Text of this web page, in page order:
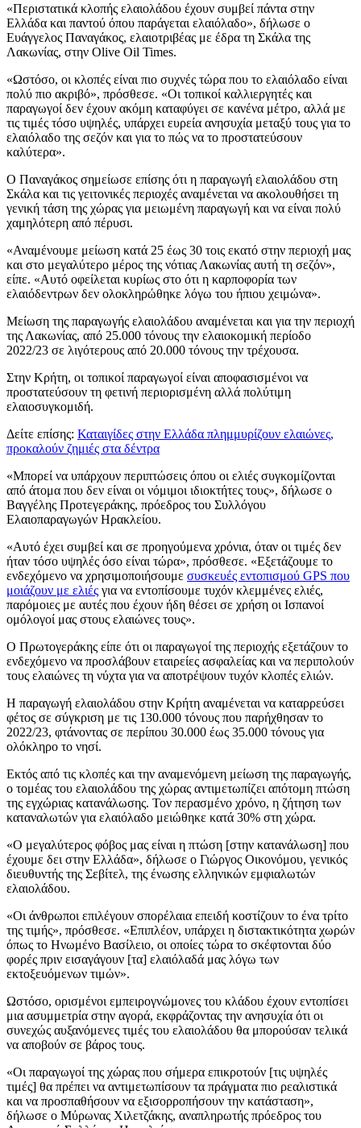
«Περιστατικά κλοπής ελαιολάδου έχουν συμβεί πάντα στην
Ελλάδα και παντού όπου παράγεται ελαιόλαδο», δήλωσε ο
Ευάγγελος Παναγάκος, ελαιοτριβέας με έδρα τη Σκάλα της
Λακωνίας, στην Olive Oil Times.
«Ωστόσο, οι κλοπές είναι πιο συχνές τώρα που το ελαιόλαδο είναι
πολύ πιο ακριβό», πρόσθεσε. «Οι τοπικοί καλλιεργητές και
παραγωγοί δεν έχουν ακόμη καταφύγει σε κανένα μέτρο, αλλά με
τις τιμές τόσο υψηλές, υπάρχει ευρεία ανησυχία μεταξύ τους για το
ελαιόλαδο της σεζόν και για το πώς να το προστατεύσουν
καλύτερα».
Ο Παναγάκος σημείωσε επίσης ότι η παραγωγή ελαιολάδου στη
Σκάλα και τις γειτονικές περιοχές αναμένεται να ακολουθήσει τη
γενική τάση της χώρας για μειωμένη παραγωγή και να είναι πολύ
χαμηλότερη από πέρυσι.
«Αναμένουμε μείωση κατά 25 έως 30 τοις εκατό στην περιοχή μας
και στο μεγαλύτερο μέρος της νότιας Λακωνίας αυτή τη σεζόν»,
είπε. «Αυτό οφείλεται κυρίως στο ότι η καρποφορία των
ελαιόδεντρων δεν ολοκληρώθηκε λόγω του ήπιου χειμώνα».
Μείωση της παραγωγής ελαιολάδου αναμένεται και για την περιοχή
της Λακωνίας, από 25.000 τόνους την ελαιοκομική περίοδο
2022/23 σε λιγότερους από 20.000 τόνους την τρέχουσα.
Στην Κρήτη, οι τοπικοί παραγωγοί είναι αποφασισμένοι να
προστατεύσουν τη φετινή περιορισμένη αλλά πολύτιμη
ελαιοσυγκομιδή.
Δείτε επίσης: Καταιγίδες στην Ελλάδα πλημμυρίζουν ελαιώνες,
προκαλούν ζημιές στα δέντρα
«Μπορεί να υπάρχουν περιπτώσεις όπου οι ελιές συγκομίζονται
από άτομα που δεν είναι οι νόμιμοι ιδιοκτήτες τους», δήλωσε ο
Βαγγέλης Προτεγεράκης, πρόεδρος του Συλλόγου
Ελαιοπαραγωγών Ηρακλείου.
«Αυτό έχει συμβεί και σε προηγούμενα χρόνια, όταν οι τιμές δεν
ήταν τόσο υψηλές όσο είναι τώρα», πρόσθεσε. «Εξετάζουμε το
ενδεχόμενο να χρησιμοποιήσουμε συσκευές εντοπισμού GPS που
μοιάζουν με ελιές για να εντοπίσουμε τυχόν κλεμμένες ελιές,
παρόμοιες με αυτές που έχουν ήδη θέσει σε χρήση οι Ισπανοί
ομόλογοί μας στους ελαιώνες τους».
Ο Πρωτογεράκης είπε ότι οι παραγωγοί της περιοχής εξετάζουν το
ενδεχόμενο να προσλάβουν εταιρείες ασφαλείας και να περιπολούν
τους ελαιώνες τη νύχτα για να αποτρέψουν τυχόν κλοπές ελιών.
Η παραγωγή ελαιολάδου στην Κρήτη αναμένεται να καταρρεύσει
φέτος σε σύγκριση με τις 130.000 τόνους που παρήχθησαν το
2022/23, φτάνοντας σε περίπου 30.000 έως 35.000 τόνους για
ολόκληρο το νησί.
Εκτός από τις κλοπές και την αναμενόμενη μείωση της παραγωγής,
ο τομέας του ελαιολάδου της χώρας αντιμετωπίζει απότομη πτώση
της εγχώριας κατανάλωσης. Τον περασμένο χρόνο, η ζήτηση των
καταναλωτών για ελαιόλαδο μειώθηκε κατά 30% στη χώρα.
«Ο μεγαλύτερος φόβος μας είναι η πτώση [στην κατανάλωση] που
έχουμε δει στην Ελλάδα», δήλωσε ο Γιώργος Οικονόμου, γενικός
διευθυντής της Σεβίτελ, της ένωσης ελληνικών εμφιαλωτών
ελαιολάδου.
«Οι άνθρωποι επιλέγουν σπορέλαια επειδή κοστίζουν το ένα τρίτο
της τιμής», πρόσθεσε. «Επιπλέον, υπάρχει η διστακτικότητα χωρών
όπως το Ηνωμένο Βασίλειο, οι οποίες τώρα το σκέφτονται δύο
φορές πριν εισαγάγουν [τα] ελαιόλαδά μας λόγω των
εκτοξευόμενων τιμών».
Ωστόσο, ορισμένοι εμπειρογνώμονες του κλάδου έχουν εντοπίσει
μια ασυμμετρία στην αγορά, εκφράζοντας την ανησυχία ότι οι
συνεχώς αυξανόμενες τιμές του ελαιολάδου θα μπορούσαν τελικά
να αποβούν σε βάρος τους.
«Οι παραγωγοί της χώρας που σήμερα επικροτούν [τις υψηλές
τιμές] θα πρέπει να αντιμετωπίσουν τα πράγματα πιο ρεαλιστικά
και να προσπαθήσουν να εξισορροπήσουν την κατάσταση»,
δήλωσε ο Μύρωνας Χιλετζάκης, αναπληρωτής πρόεδρος του